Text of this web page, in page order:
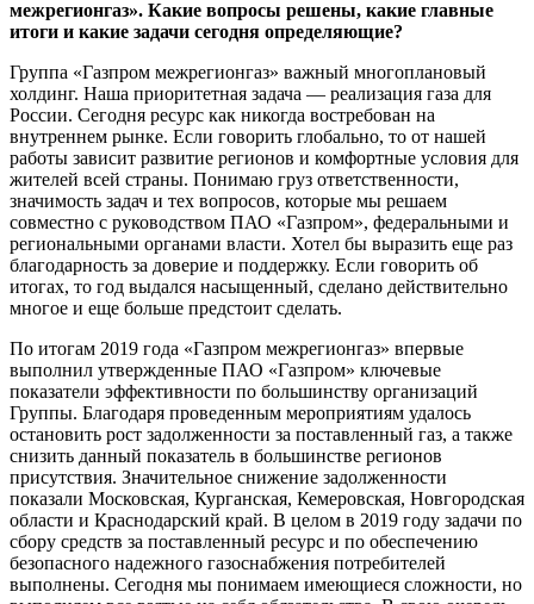
межрегионгаз». Какие вопросы решены, какие главные
итоги и какие задачи сегодня определяющие?
Группа «Газпром межрегионгаз» важный многоплановый
холдинг. Наша приоритетная задача — реализация газа для
России. Сегодня ресурс как никогда востребован на
внутреннем рынке. Если говорить глобально, то от нашей
работы зависит развитие регионов и комфортные условия для
жителей всей страны. Понимаю груз ответственности,
значимость задач и тех вопросов, которые мы решаем
совместно с руководством ПАО «Газпром», федеральными и
региональными органами власти. Хотел бы выразить еще раз
благодарность за доверие и поддержку. Если говорить об
итогах, то год выдался насыщенный, сделано действительно
многое и еще больше предстоит сделать.
По итогам 2019 года «Газпром межрегионгаз» впервые
выполнил утвержденные ПАО «Газпром» ключевые
показатели эффективности по большинству организаций
Группы. Благодаря проведенным мероприятиям удалось
остановить рост задолженности за поставленный газ, а также
снизить данный показатель в большинстве регионов
присутствия. Значительное снижение задолженности
показали Московская, Курганская, Кемеровская, Новгородская
области и Краснодарский край. В целом в 2019 году задачи по
сбору средств за поставленный ресурс и по обеспечению
безопасного надежного газоснабжения потребителей
выполнены. Сегодня мы понимаем имеющиеся сложности, но